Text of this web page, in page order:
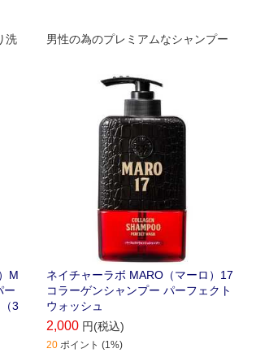
洗
M
ー
3
男性の為のプレミアムなシャンプー
ネイチャーラボ MARO（マーロ）17
コラーゲンシャンプー パーフェクト
ウォッシュ
2,000 円(税込)
20 ポイント (1%)